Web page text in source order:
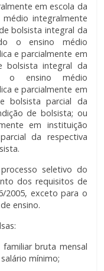
em escola da
integralmente
bolsista integral da
o ensino médio
e parcialmente em
bolsista integral da
o ensino médio
e parcialmente em
bolsista parcial da
de bolsista; ou
em instituição
da respectiva
seletivo do
dos requisitos de
2005, exceto para o
ensino.
bruta mensal
mínimo;